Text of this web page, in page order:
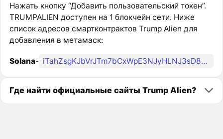
Нажать кнопку “Добавить пользовательский токен”.
TRUMPALIEN доступен на 1 блокчейн сети. Ниже
список адресов смартконтрактов Trump Alien для
добавления в метамаск:
Solana- iTahZsgKJbVrJTm7bCxWpE3NJyHLNJ3sD8tEc5spump
Где найти официальные сайты Trump Alien?